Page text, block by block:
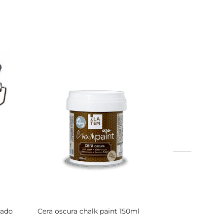
Cera oscura chalk paint 150ml